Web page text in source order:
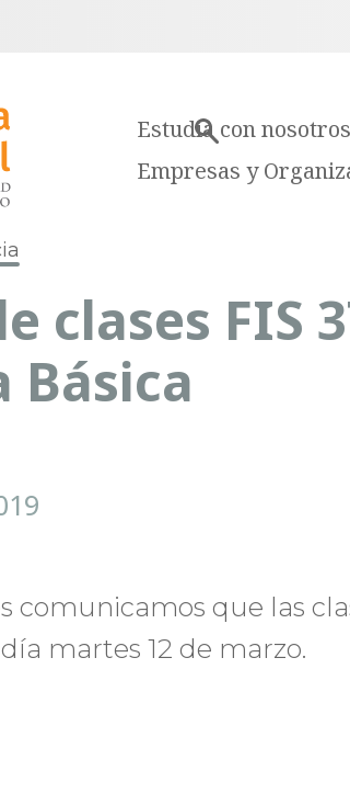
Estudia con nosotros
Empresas y
clases FIS
comunicamos que las
martes 12 de marzo.